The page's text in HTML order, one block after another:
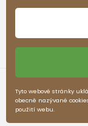
Tyto webové stránky
obecně nazývané
použití webu.